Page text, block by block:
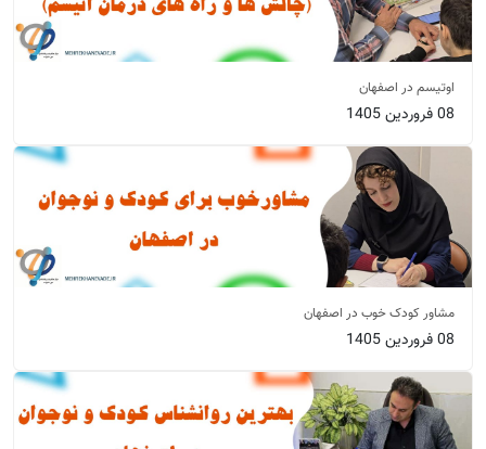
اوتیسم در اصفهان
08 فروردین 1405
مشاور کودک خوب در اصفهان
08 فروردین 1405